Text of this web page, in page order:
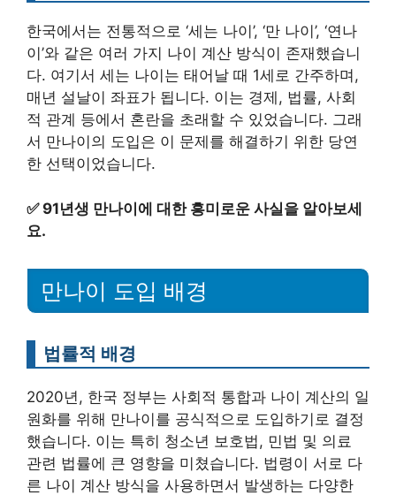
한국에서는 전통적으로 ‘세는 나이’, ‘만 나이’, ‘연나
이’와 같은 여러 가지 나이 계산 방식이 존재했습니
다. 여기서 세는 나이는 태어날 때 1세로 간주하며,
매년 설날이 좌표가 됩니다. 이는 경제, 법률, 사회
적 관계 등에서 혼란을 초래할 수 있었습니다. 그래
서 만나이의 도입은 이 문제를 해결하기 위한 당연
한 선택이었습니다.
✅ 91년생 만나이에 대한 흥미로운 사실을 알아보세
요.
만나이 도입 배경
법률적 배경
2020년, 한국 정부는 사회적 통합과 나이 계산의 일
원화를 위해 만나이를 공식적으로 도입하기로 결정
했습니다. 이는 특히 청소년 보호법, 민법 및 의료
관련 법률에 큰 영향을 미쳤습니다. 법령이 서로 다
른 나이 계산 방식을 사용하면서 발생하는 다양한